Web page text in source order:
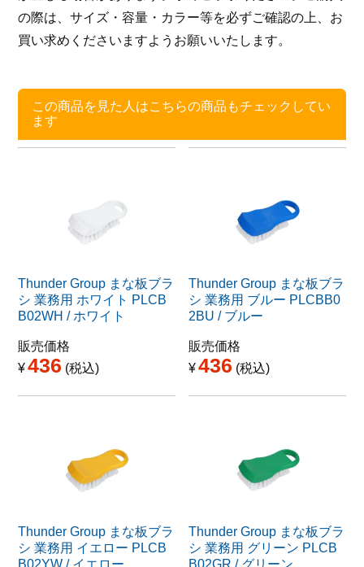
の際は、サイズ・容量・カラー等を必ずご確認の上、お
買い求めくださいますようお願いいたします。
この商品を見た人はこちらの商品もチェックしてい
ます
Thunder Group まな板ブラ
シ 業務用 ホワイト PLCB
B02WH / ホワイト
販売価格
¥436 税込
Thunder Group まな板ブラ
シ 業務用 ブルー PLCBB0
2BU / ブルー
販売価格
¥436 税込
Thunder Group まな板ブラ
シ 業務用 イエロー PLCB
B02YW / イエロー
Thunder Group まな板ブラ
シ 業務用 グリーン PLCB
B02GR / グリーン